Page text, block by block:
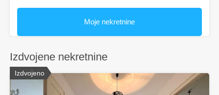
Moje nekretnine
Izdvojene nekretnine
Izdvojeno